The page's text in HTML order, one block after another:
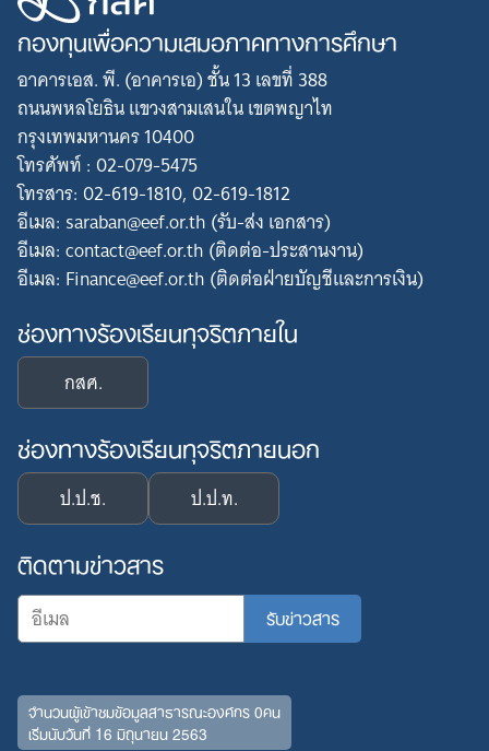
กองทุนเพื่อความเสมอภาคทางการศึกษา
อาคารเอส. พี. (อาคารเอ) ชั้น 13 เลขที่ 388
ถนนพหลโยธิน แขวงสามเสนใน เขตพญาไท
กรุงเทพมหานคร 10400
โทรศัพท์ : 02-079-5475
โทรสาร: 02-619-1810, 02-619-1812
อีเมล: saraban@eef.or.th (รับ-ส่ง เอกสาร)
อีเมล: contact@eef.or.th (ติดต่อ-ประสานงาน)
อีเมล: Finance@eef.or.th (ติดต่อฝ่ายบัญชีและการเงิน)
ช่องทางร้องเรียนทุจริตภายใน
กสศ.
ช่องทางร้องเรียนทุจริตภายนอก
ป.ป.ช. ป.ป.ท.
ติดตามข่าวสาร
จำนวนผู้เข้าชมข้อมูลสาธารณะองค์กร 0คน
เริ่มนับวันที่ 16 มิถุนายน 2563